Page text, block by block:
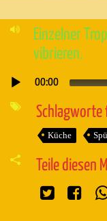
Einzelner
vibrieren.
Audio-
00:00
Schlagworte
Küche
Teile diesen